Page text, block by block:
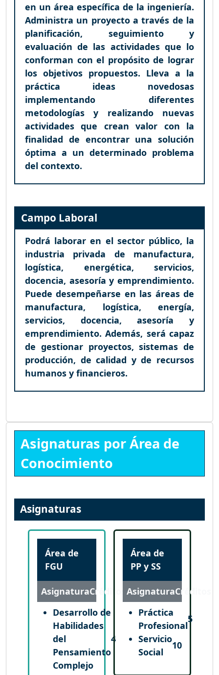
en un área específica de la ingeniería.
Administra un proyecto a través de la
planificación, seguimiento y
evaluación de las actividades que lo
conforman con el propósito de lograr
los objetivos propuestos. Lleva a la
práctica ideas novedosas
implementando diferentes
metodologías y realizando nuevas
actividades que crean valor con la
finalidad de encontrar una solución
óptima a un determinado problema
del contexto.
Campo Laboral
Podrá laborar en el sector público, la
industria privada de manufactura,
logística, energética, servicios,
docencia, asesoría y emprendimiento.
Puede desempeñarse en las áreas de
manufactura, logística, energía,
servicios, docencia, asesoría y
emprendimiento. Además, será capaz
de gestionar proyectos, sistemas de
producción, de calidad y de recursos
humanos y financieros.
Asignaturas por Área de
Conocimiento
Asignaturas
Área de
FGU
AsignaturaCréditos
Desarrollo de
Habilidades
del
Pensamiento
Complejo
4
Área de
PP y SS
AsignaturaCréditos
Práctica
Profesional
5
Servicio
Social
10